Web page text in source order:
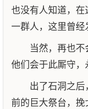
也没有人知道，
一群人，这里曾经
当然，再也不
他们会于此厮守，
出了石洞之
前的巨大祭台，